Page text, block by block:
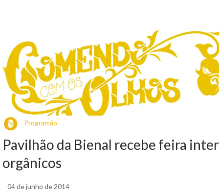
Programão
Pavilhão da Bienal recebe feira
orgânicos
04 de junho de 2014